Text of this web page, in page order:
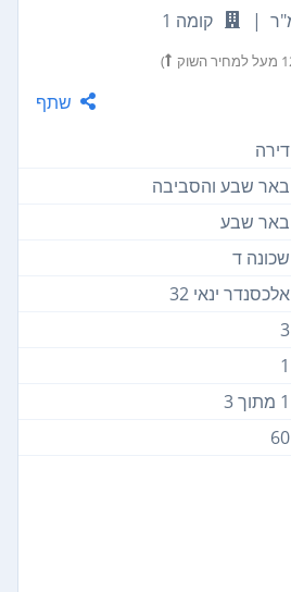
| קומה 1
)
שתף
דירה
באר שבע והסביבה
באר שבע
שכונה ד
אלכסנדר ינאי 32
3
1
1 מתוך 3
60